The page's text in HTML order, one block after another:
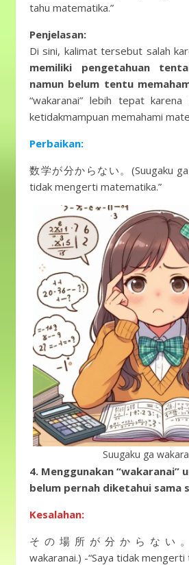
tahu matematika.”
Penjelasan:
Di sini, kalimat tersebut salah
memiliki pengetahuan
namun belum tentu
“wakaranai” lebih tepat
ketidakmampuan memahami
Perbaikan:
数学が分からない。(Suugaku ga
tidak mengerti matematika.”
Suugaku ga
4. Menggunakan “wakaranai”
belum pernah diketahui sama
Kesalahan:
その場所が分からない。
wakaranai.) -“Saya tidak